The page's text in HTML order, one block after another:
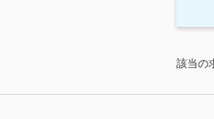
該当の